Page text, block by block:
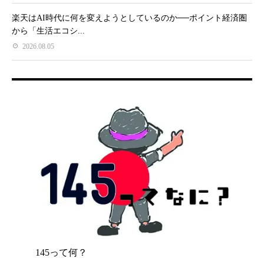
楽天はAI時代に何を変えようとしているのか──ポイント経済圏
から「生活エコシ...
2026.08.05
145って何？